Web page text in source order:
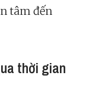
tâm đến
thời gian